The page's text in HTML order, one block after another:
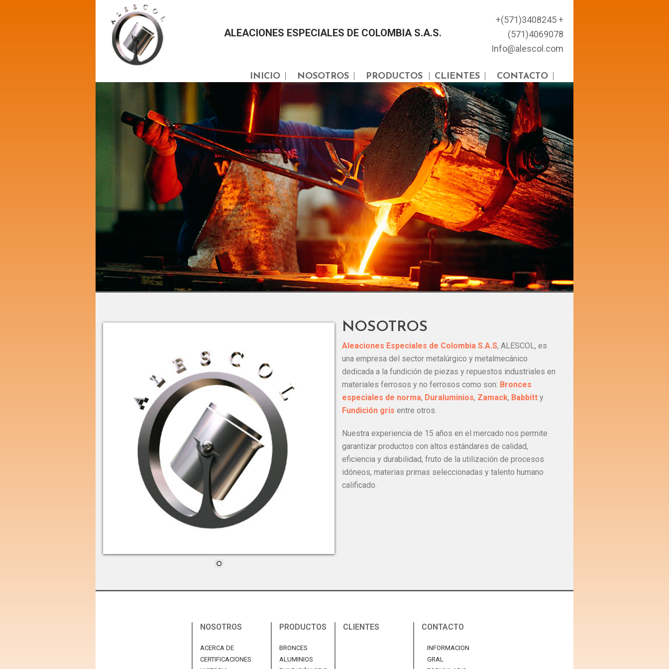
ALEACIONES ESPECIALES DE COLOMBIA S.A.S.
+(571)3408245 +
(571)4069078
Info@alescol.com
INICIO NOSOTROS PRODUCTOS CLIENTES CONTACTO
NOSOTROS
Aleaciones Especiales de Colombia S.A.S, ALESCOL, es
una empresa del sector metalúrgico y metalmecánico
dedicada a la fundición de piezas y repuestos industriales en
materiales ferrosos y no ferrosos como son: Bronces
especiales de norma, Duraluminios, Zamack, Babbitt y
Fundición gris entre otros.
Nuestra experiencia de 15 años en el mercado nos permite
garantizar productos con altos estándares de calidad,
eficiencia y durabilidad, fruto de la utilización de procesos
idóneos, materias primas seleccionadas y talento humano
calificado.
NOSOTROS
ACERCA DE
CERTIFICACIONES
PRODUCTOS
BRONCES
ALUMINIOS
CLIENTES CONTACTO
INFORMACION
GRAL